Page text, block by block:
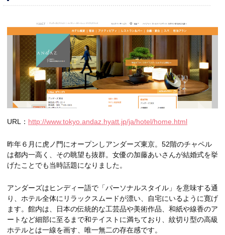
URL： http://www.tokyo.andaz.hyatt.jp/ja/hotel/home.html
昨年６月に虎ノ門にオープンしアンダーズ東京。52階のチャペル
は都内一高く、その眺望も抜群。女優の加藤あいさんが結婚式を挙
げたことでも当時話題になりました。
アンダーズはヒンディー語で「パーソナルスタイル」を意味する通
り、ホテル全体にリラックスムードが漂い、自宅にいるように寛げ
ます。館内は、日本の伝統的な工芸品や美術作品、和紙や線香のア
ートなど細部に至るまで和テイストに満ちており、紋切り型の高級
ホテルとは一線を画す、唯一無二の存在感です。